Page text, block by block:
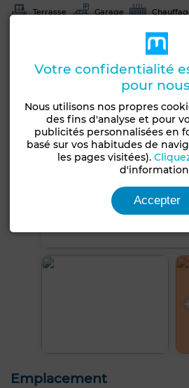
Terrasse Garage
Emplacement
Votre confidentialité
pour
Nous utilisons nos propres
des fins d'analyse et pour
publicités personnalisées en
basé sur vos habitudes de
les pages visitées).
Accepter